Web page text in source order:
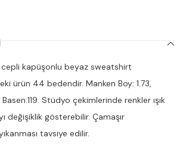
kapüşonlu beyaz sweatshirt
ürün 44 bedendir. Manken Boy: 1.73,
Stüdyo çekimlerinde renkler ışık
değişiklik gösterebilir. Çamaşır
tavsiye edilir.